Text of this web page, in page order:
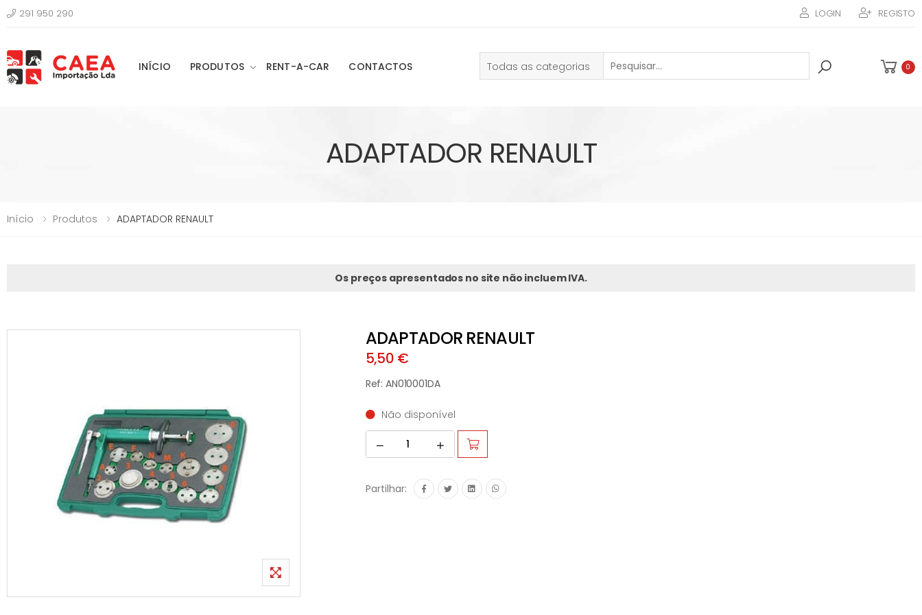
291 950 290 LOGIN REGISTO
INÍCIO PRODUTOS RENT-A-CAR CONTACTOS 0
Todas as categorias
ADAPTADOR RENAULT
Início Produtos ADAPTADOR RENAULT
Os preços apresentados no site não incluem IVA.
ADAPTADOR RENAULT
5,50 €
Ref: AN010001DA
Não disponível
Partilhar: